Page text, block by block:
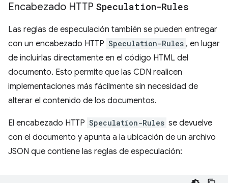
Encabezado HTTP Speculation-Rules
Las reglas de especulación también se pueden entregar
con un encabezado HTTP Speculation-Rules , en lugar
de incluirlas directamente en el código HTML del
documento. Esto permite que las CDN realicen
implementaciones más fácilmente sin necesidad de
alterar el contenido de los documentos.
El encabezado HTTP Speculation-Rules se devuelve
con el documento y apunta a la ubicación de un archivo
JSON que contiene las reglas de especulación: